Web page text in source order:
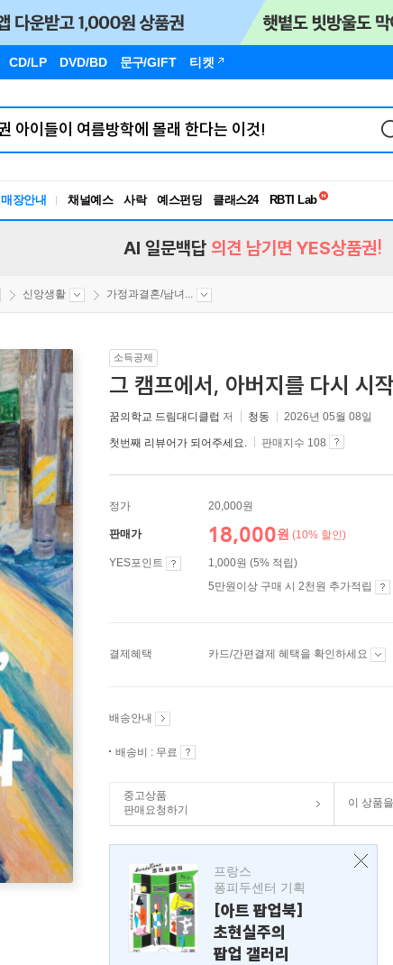
CD/LP DVD/BD 문구/GIFT 티켓
매장안내 채널예스 사락 예스펀딩 클래스24
독서유형검사
AI 일문백답 의견 남기면 YES상품권!
신앙생활 가정과결혼/남녀...
소득공제
그 캠프에서, 아버지를 다시 시
꿈의학교 드림대디클럽 저 청동 2026년 05월 08일
첫번째 리뷰어가 되어주세요. 판매지수 108
정가 20,000원
판매가 18,000원 (10% 할인)
YES포인트
1,000원 (5% 적립)
5만원이상 구매 시 2천원 추가적립
결제혜택 카드/간편결제 혜택을 확인하세요
배송안내
배송비 : 무료
중고상품
판매요청하기
이 상품
프랑스
퐁피두센터 기획
[아트 팝업북]
초현실주의
팝업 갤러리